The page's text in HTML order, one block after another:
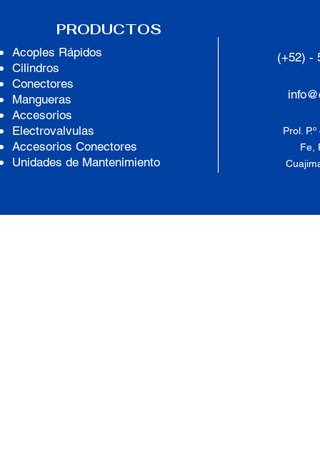
PRODUCTOS
Acoples Rápidos
Cilindros
Conectores
Mangueras
Accesorios
Electrovalvulas
Accesorios Conectores
Unidades de Mantenimiento
(+52) -
Prol.
Fe,